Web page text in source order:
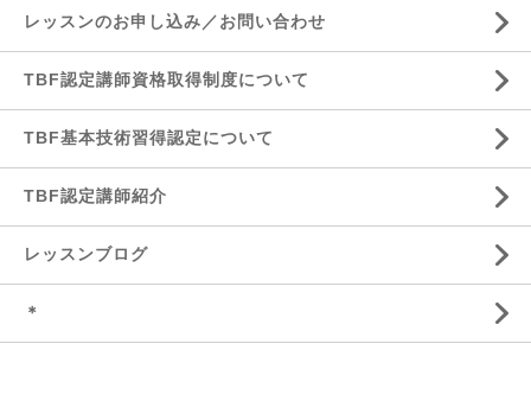
レッスンのお申し込み／お問い合わせ
TBF認定講師資格取得制度について
TBF基本技術習得認定について
TBF認定講師紹介
レッスンブログ
＊